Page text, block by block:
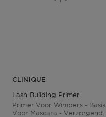
CLINIQUE
Lash Building Primer
Primer Voor Wimpers - Basis
Voor Mascara - Verzorgend